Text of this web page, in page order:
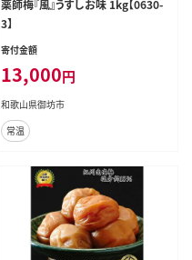
薬師梅『風』うすしお味 1kg【0630-
3】
寄付金額
13,000円
和歌山県御坊市
常温